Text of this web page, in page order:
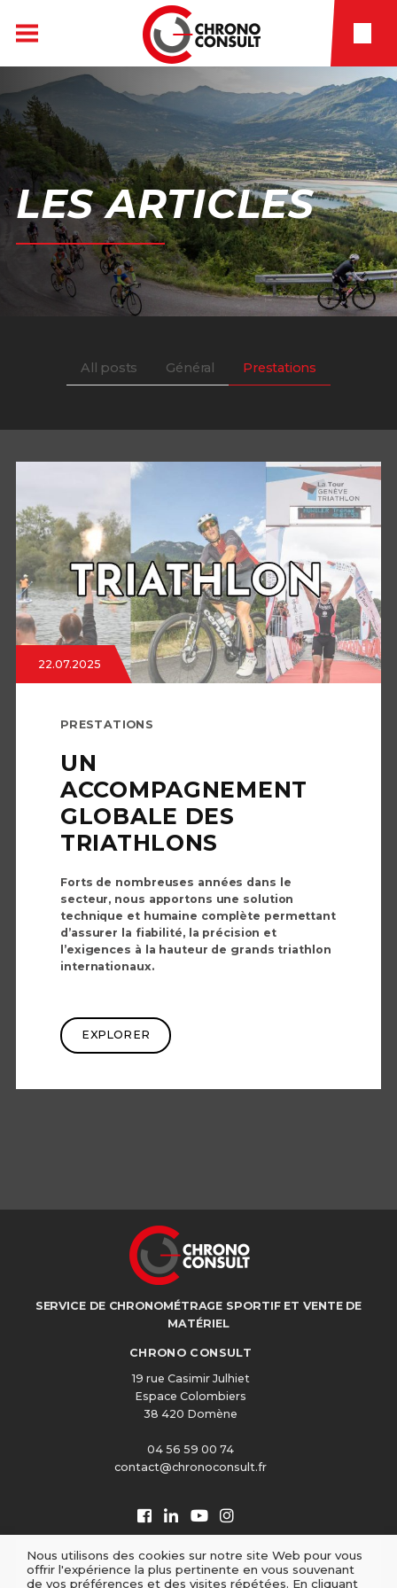
LESARTICLES
All posts Général Prestations
22.07.2025
PRESTATIONS
UN
ACCOMPAGNEMENT
GLOBALE DES
TRIATHLONS
Forts de nombreuses années dans le
secteur, nous apportons une solution
technique et humaine complète permettant
d’assurer la fiabilité, la précision et
l’exigences à la hauteur de grands triathlon
internationaux.
EXPLORER
SERVICE DE CHRONOMÉTRAGE SPORTIF ET VENTE DE
MATÉRIEL
CHRONO CONSULT
19 rue Casimir Julhiet
Espace Colombiers
38 420 Domène
04 56 59 00 74
contact@chronoconsult.fr
Nous utilisons des cookies sur notre site Web pour vous
offrir l'expérience la plus pertinente en vous souvenant
de vos préférences et des visites répétées. En cliquant